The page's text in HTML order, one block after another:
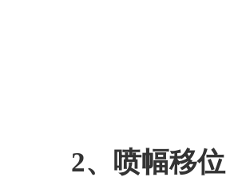
2、喷幅移位